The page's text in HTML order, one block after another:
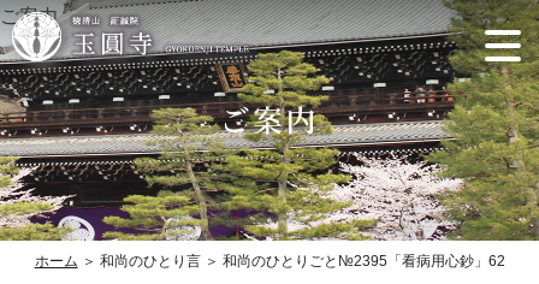
ご案内
ホーム ＞ 和尚のひとり言 ＞ 和尚のひとりごと№2395「看病用心鈔」62